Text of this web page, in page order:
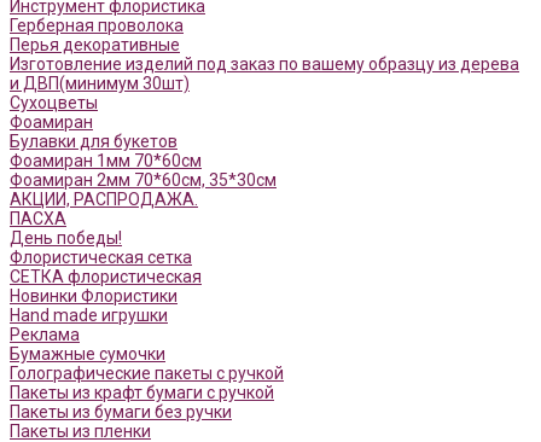
Инструмент флористика
Герберная проволока
Перья декоративные
Изготовление изделий под заказ по вашему образцу из дерева
и ДВП(минимум 30шт)
Сухоцветы
Фоамиран
Булавки для букетов
Фоамиран 1мм 70*60см
Фоамиран 2мм 70*60см, 35*30см
АКЦИИ, РАСПРОДАЖА.
ПАСХА
День победы!
Флористическая сетка
СЕТКА флористическая
Новинки Флористики
Hand made игрушки
Реклама
Бумажные сумочки
Голографические пакеты с ручкой
Пакеты из крафт бумаги с ручкой
Пакеты из бумаги без ручки
Пакеты из пленки